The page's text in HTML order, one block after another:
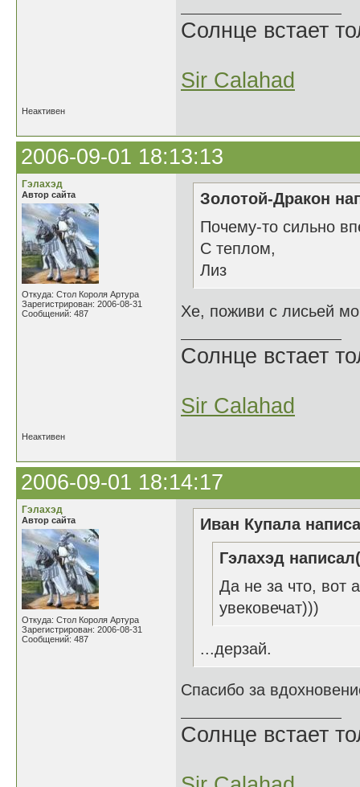
Солнце встает
Sir Calahad
Неактивен
2006-09-01 18:13:13
Гэлахэд
Автор сайта
Откуда: Стол Короля Артура
Зарегистрирован: 2006-08-31
Сообщений: 487
Золотой-Дракон
Почему-то сильно
С теплом,
Лиз
Хе, поживи с лисьей
Солнце встает
Sir Calahad
Неактивен
2006-09-01 18:14:17
Гэлахэд
Автор сайта
Откуда: Стол Короля Артура
Зарегистрирован: 2006-08-31
Сообщений: 487
Иван Купала
Гэлахэд
Да не за что, вот
увековечат)))
...дерзай.
Спасибо за
Солнце встает